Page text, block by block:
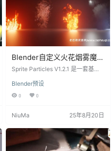
Blender自定义火花烟雾魔法
爆炸粒子特效节点资产预设
Realtime Vfx With
Geonodes V1.2.1附使用教程
Sprite Particles V1.2.1 是一套基于
子特效资产预设。它将游戏行业成
熟的“精灵粒子”技术无缝引入 Blend
FX，大幅提升动画与交互项目的视
为实时渲染优化，视窗播放流畅，
渲染速度极快。 节点化控制：100%
Geometr…
Blender预设
0 0
NiuMa 25年8月20日